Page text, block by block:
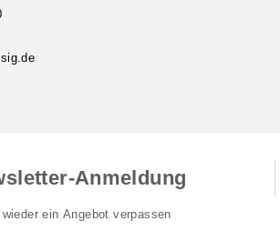
Anmeldung
wieder ein Angebot verpassen